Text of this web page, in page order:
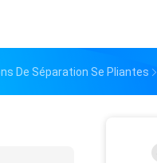
De Séparation Se Pliantes